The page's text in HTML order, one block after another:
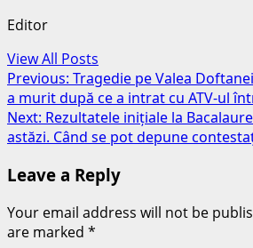
Editor
View All Posts
Post
navigation
Previous: Tragedie pe Valea
a murit după ce a intrat cu ATV-ul
Next: Rezultatele inițiale la
astăzi. Când se pot depune
Leave a Reply
Your email address will not be
are marked *